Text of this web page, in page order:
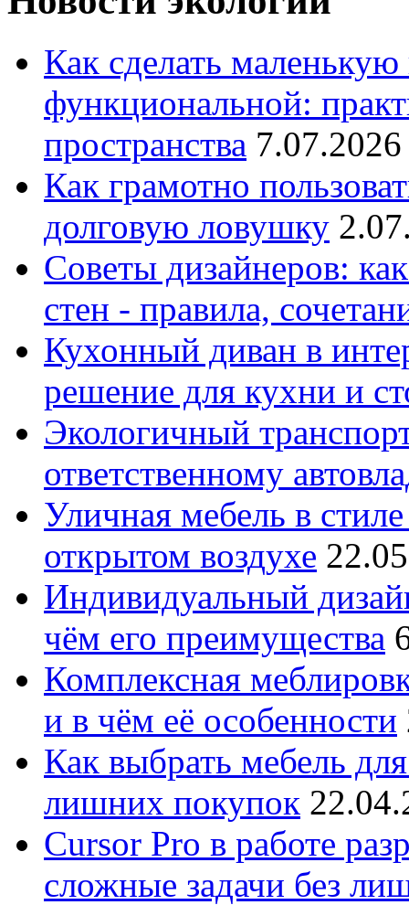
Как сделать
функциональной:
пространства
Как грамотно
долговую ловушку
Советы дизайнеров:
стен - правила,
Кухонный диван в
решение для кухни и
Экологичный
ответственному
Уличная мебель в
открытом воздухе
Индивидуальный
чём его преимущества
Комплексная
и в чём её особенности
Как выбрать мебель
лишних покупок
Cursor Pro в работе
сложные задачи без